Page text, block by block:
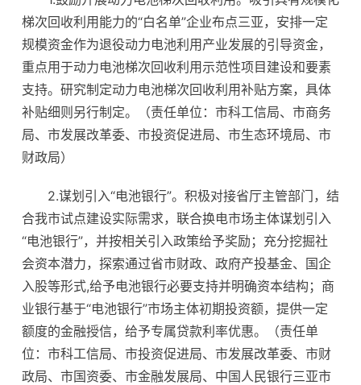
梯次回收利用能力的“白名单”企业布点三亚，安排一定
规模资金作为退役动力电池利用产业发展的引导资金，
重点用于动力电池梯次回收利用示范性项目建设和要素
支持。研究制定动力电池梯次回收利用补贴方案，具体
补贴细则另行制定。（责任单位：市科工信局、市商务
局、市发展改革委、市投资促进局、市生态环境局、市
财政局）
2.谋划引入“电池银行”。积极对接省厅主管部门，结
合我市试点建设实际需求，联合换电市场主体谋划引入
“电池银行”，并按相关引入政策给予奖励；充分挖掘社
会资本潜力，探索通过省市财政、政府产投基金、国企
入股等形式,给予电池银行必要支持并明确资本结构；商
业银行基于“电池银行”市场主体初期投资额，提供一定
额度的金融授信，给予专属贷款利率优惠。（责任单
位：市科工信局、市投资促进局、市发展改革委、市财
政局、市国资委、市金融发展局、中国人民银行三亚市